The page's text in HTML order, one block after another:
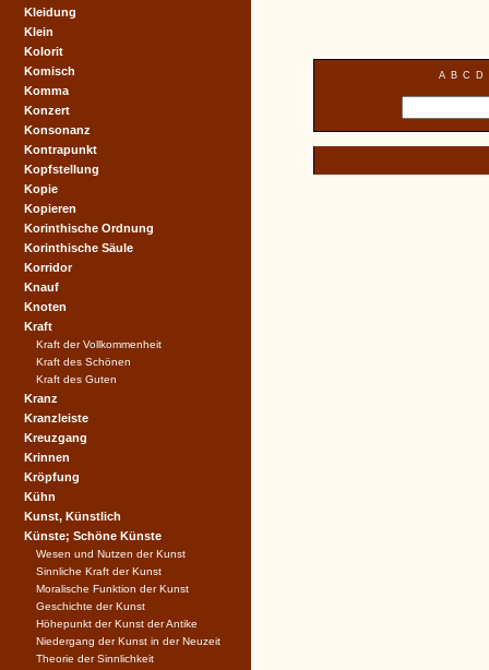
A B C D
Kleidung
Klein
Kolorit
Komisch
Komma
Konzert
Konsonanz
Kontrapunkt
Kopfstellung
Kopie
Kopieren
Korinthische Ordnung
Korinthische Säule
Korridor
Knauf
Knoten
Kraft
Kraft der Vollkommenheit
Kraft des Schönen
Kraft des Guten
Kranz
Kranzleiste
Kreuzgang
Krinnen
Kröpfung
Kühn
Kunst, Künstlich
Künste; Schöne Künste
Wesen und Nutzen der Kunst
Sinnliche Kraft der Kunst
Moralische Funktion der Kunst
Geschichte der Kunst
Höhepunkt der Kunst der Antike
Niedergang der Kunst in der Neuzeit
Theorie der Sinnlichkeit